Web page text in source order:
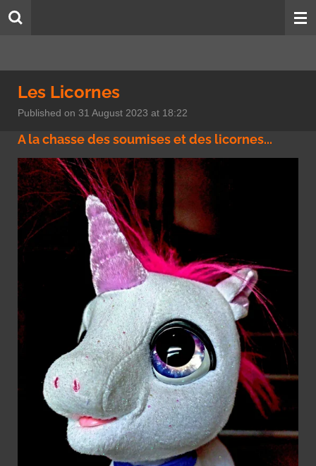
Skip
Les Licornes
Published on 31 August 2023 at 18:22
A la chasse des soumises et des licornes...